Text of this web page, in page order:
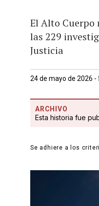
El Alto
las 229
Justicia
24 de mayo de 2026 -
ARCHIVO
Esta historia fue
Se adhiere a los